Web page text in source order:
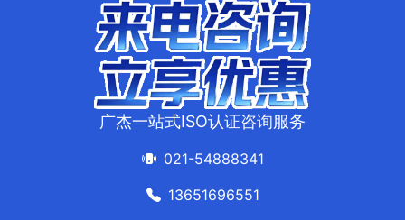
广杰一站式ISO认证咨询服务
021-54888341
13651696551